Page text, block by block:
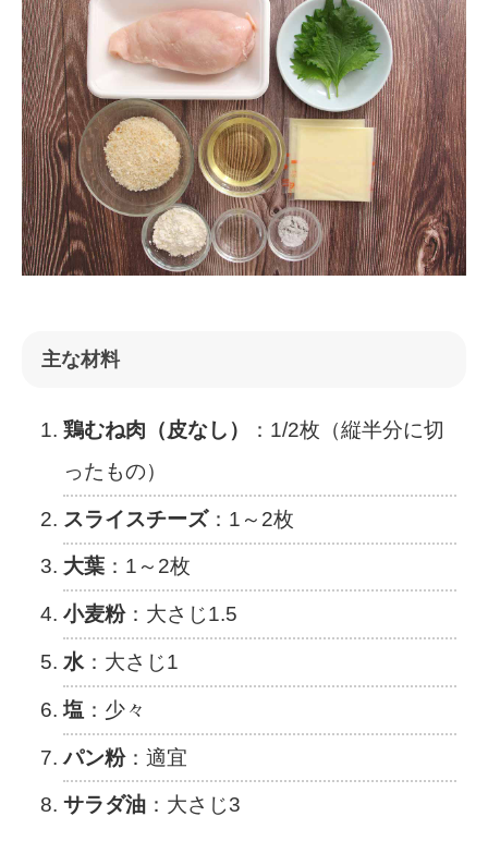
主な材料
鶏むね肉（皮なし）
：1/2枚（縦半分に切
ったもの）
スライスチーズ：1～2枚
大葉 ：1～2枚
小麦粉：大さじ1.5
水：大さじ1
塩 ：少々
パン粉：適宜
サラダ油 ：大さじ3